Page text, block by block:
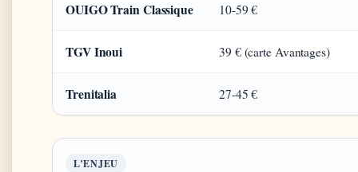
OUIGO Train Classique 10-59 €
TGV Inoui 39 € (carte Avantages)
Trenitalia 27-45 €
L’ENJEU